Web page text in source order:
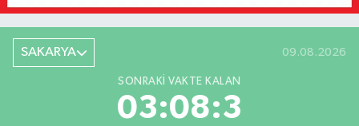
SAKARYA 09.08.2026
SONRAKI VAKTE KALAN
03:08:3